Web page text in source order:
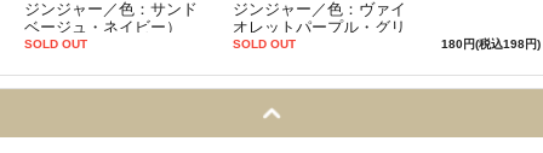
ジンジャー／色：サンド
ベージュ・ネイビー）
SOLD OUT
ジンジャー／色：ヴァイ
オレットパープル・グリ
ーン）
SOLD OUT 180円(税込198円)